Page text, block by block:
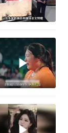
不意外
建设